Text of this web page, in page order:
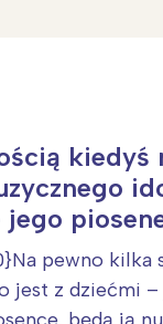
kiedyś
jego
pewno kilka
jest z dziećmi
będą ją